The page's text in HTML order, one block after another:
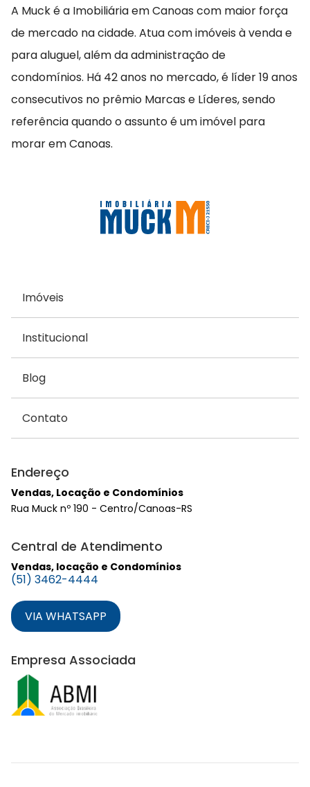
A Muck é a Imobiliária em Canoas com maior força
de mercado na cidade. Atua com imóveis à venda e
para aluguel, além da administração de
condomínios. Há 42 anos no mercado, é líder 19 anos
consecutivos no prêmio Marcas e Líderes, sendo
referência quando o assunto é um imóvel para
morar em Canoas.
Imóveis
Institucional
Blog
Contato
Endereço
Vendas, Locação e Condomínios
Rua Muck nº 190 - Centro/Canoas-RS
Central de Atendimento
Vendas, locação e Condomínios
(51) 3462-4444
VIA WHATSAPP
Empresa Associada